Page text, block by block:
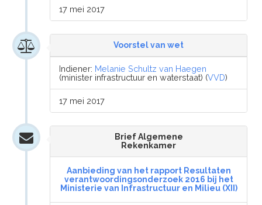
17 mei 2017
Voorstel van wet
Indiener: Melanie Schultz van Haegen
(minister infrastructuur en waterstaat) (VVD)
17 mei 2017
Brief Algemene
Rekenkamer
Aanbieding van het rapport Resultaten
verantwoordingsonderzoek 2016 bij het
Ministerie van Infrastructuur en Milieu (XII)